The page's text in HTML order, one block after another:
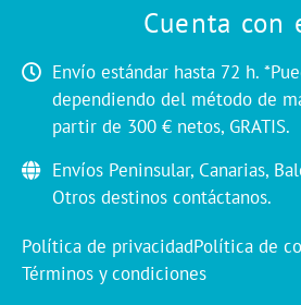
Cuenta con
Envío estándar hasta 72 h.
dependiendo del método de
partir de 300 € netos, GRATIS.
Envíos Peninsular, Canarias,
Otros destinos contáctanos.
Política de privacidadPolítica de
Términos y condiciones